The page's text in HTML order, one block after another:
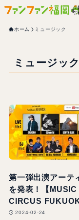
ホーム ミュージック
ミュージック
第一弾出演アーテ
を発表！【MUSIC
CIRCUS
2024-02-24